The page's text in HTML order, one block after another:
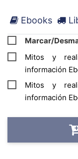
Web 2.0 de
Digital, lo digital
Ebooks
Marcar/
Mitos y
información
Mitos y
información